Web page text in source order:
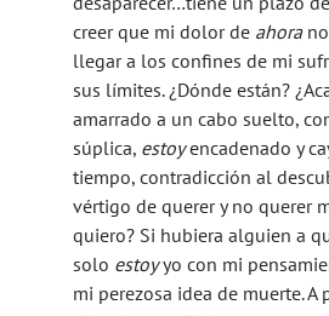
creer que mi dolor de ahorano
llegar a los confines de mi
sus límites. ¿Dónde están?
amarrado a un cabo suelto,
súplica, estoyencadenado y
tiempo, contradicción al
vértigo de querer y no querer
quiero? Si hubiera alguien a
solo estoyyo con mi
mi perezosa idea de muerte. A